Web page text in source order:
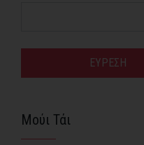
ΕΥΡΕΣΗ
Μούι Τάι